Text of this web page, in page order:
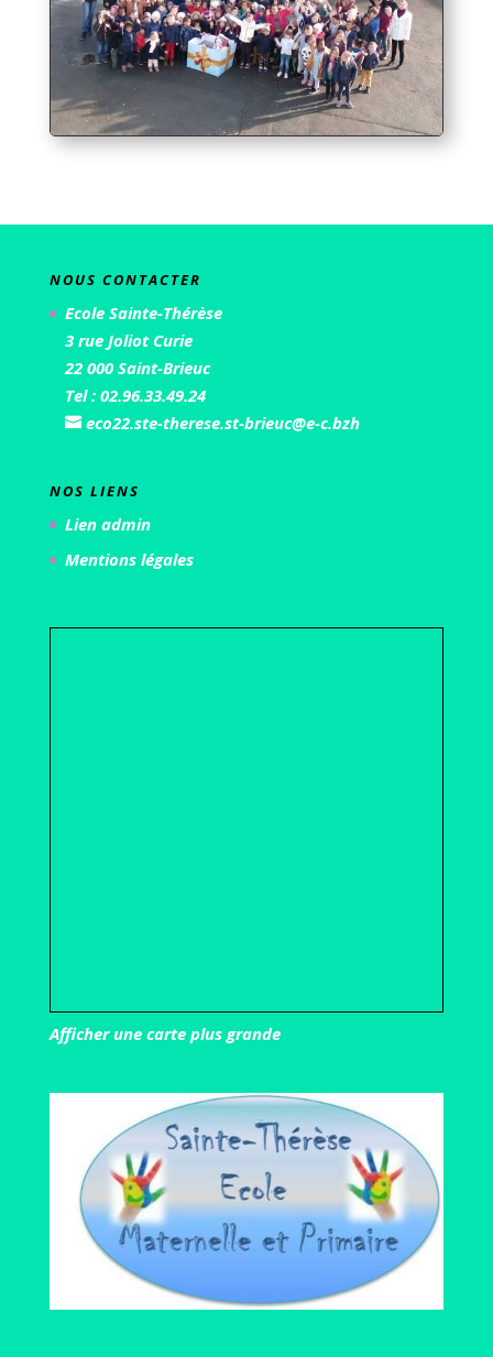
NOUS CONTACTER
Ecole Sainte-Thérèse
3 rue Joliot Curie
22 000 Saint-Brieuc
Tel : 02.96.33.49.24
eco22.ste-therese.st-brieuc@e-c.bzh
NOS LIENS
Lien admin
Mentions légales
Afficher une carte plus grande